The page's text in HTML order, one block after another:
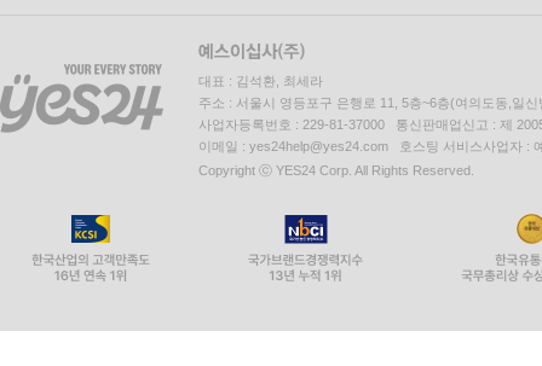
대표 : 김석환, 최세라
주소 : 서울시 영등포구 은행로 11, 5층~6층(여의도동,일신
사업자등록번호 : 229-81-37000 통신판매업신고 : 제
이메일 : yes24help@yes24.com 호스팅 서비스사업자 :
Copyright ⓒ YES24 Corp. All Rights Reserved.